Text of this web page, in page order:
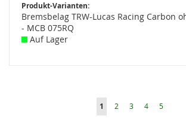
Produkt-Varianten:
Bremsbelag TRW-Lucas Racing Carbon
- MCB 075RQ
Auf Lager
Seite
Sie
1 Seite
2 Seite
3 Seite
4 Seite
5